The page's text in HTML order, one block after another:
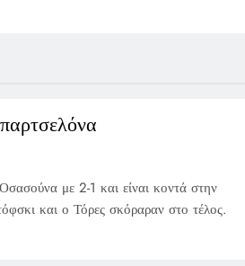
Νέα
Ιράκ: Τεράστιες εκπτώσεις στο
με 2-1 και είναι κοντά στην
και ο Τόρες σκόραραν στο τέλος.